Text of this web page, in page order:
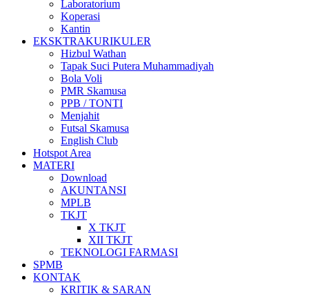
Laboratorium
Koperasi
Kantin
EKSKTRAKURIKULER
Hizbul Wathan
Tapak Suci Putera Muhammadiyah
Bola Voli
PMR Skamusa
PPB / TONTI
Menjahit
Futsal Skamusa
English Club
Hotspot Area
MATERI
Download
AKUNTANSI
MPLB
TKJT
X TKJT
XII TKJT
TEKNOLOGI FARMASI
SPMB
KONTAK
KRITIK & SARAN